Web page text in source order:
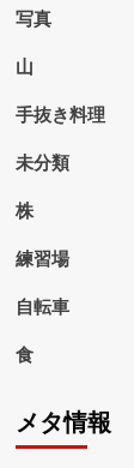
写真
山
手抜き料理
未分類
株
練習場
自転車
食
メタ情報